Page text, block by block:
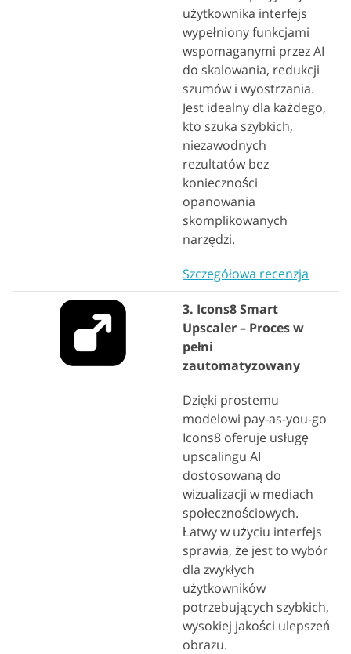
użytkownika interfejs
wypełniony funkcjami
wspomaganymi przez AI
do skalowania, redukcji
szumów i wyostrzania.
Jest idealny dla każdego,
kto szuka szybkich,
niezawodnych
rezultatów bez
konieczności
opanowania
skomplikowanych
narzędzi.
Szczegółowa recenzja
3. Icons8 Smart
Upscaler – Proces w
pełni
zautomatyzowany
Dzięki prostemu
modelowi pay-as-you-go
Icons8 oferuje usługę
upscalingu AI
dostosowaną do
wizualizacji w mediach
społecznościowych.
Łatwy w użyciu interfejs
sprawia, że jest to wybór
dla zwykłych
użytkowników
potrzebujących szybkich,
wysokiej jakości ulepszeń
obrazu.